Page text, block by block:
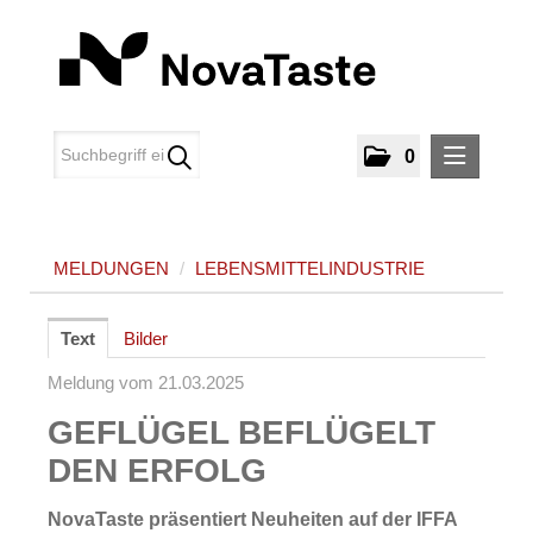
0
MEDIA
ÜBER UNS
KONTAKT
MELDUNGEN / LEBENSMITTELINDUSTRIE
Text Bilder
Meldung vom 21.03.2025
GEFLÜGEL BEFLÜGELT
DEN ERFOLG
NovaTaste präsentiert Neuheiten auf der IFFA